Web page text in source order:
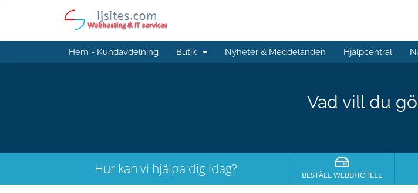
Hem - Kundavdelning Butik Nyheter & Meddelanden Hjälpcentral
Vad vill du
Hur kan vi hjälpa dig idag? BESTÄLL WEBBHOTELL